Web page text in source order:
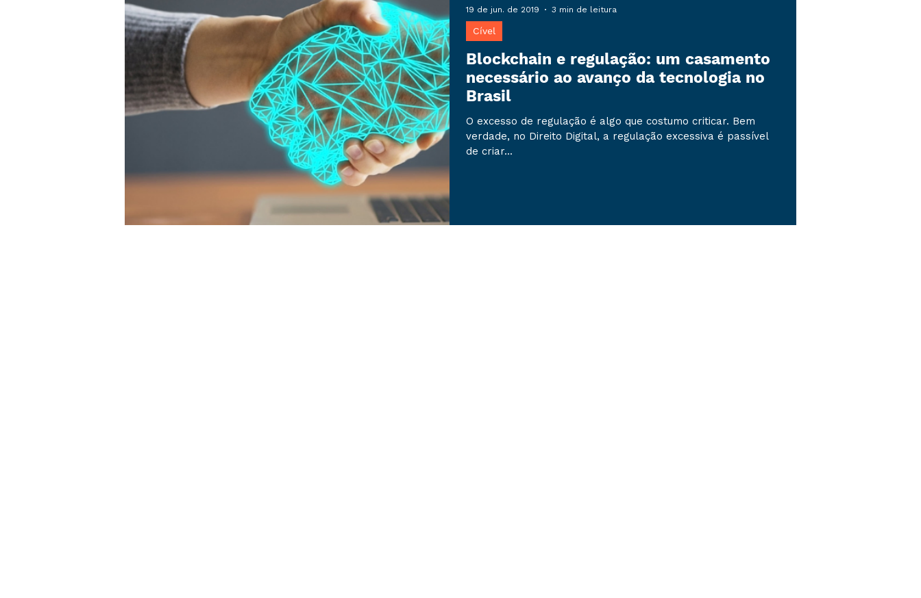
Blockchain e regulação: um casamento
necessário ao avanço da tecnologia no
Brasil
O excesso de regulação é algo que costumo criticar. Bem
verdade, no Direito Digital, a regulação excessiva é passível
de criar...
Cível
19 de jun. de 2019 3 min de leitura